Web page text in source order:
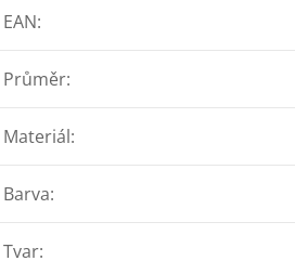
EAN:
Průměr:
Materiál:
Barva:
Tvar: